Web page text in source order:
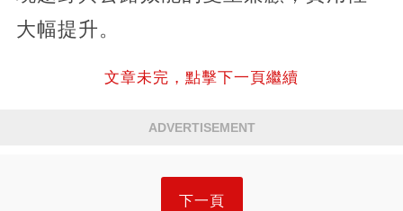
大幅提升。
文章未完，點擊下一頁繼續
ADVERTISEMENT
下一頁